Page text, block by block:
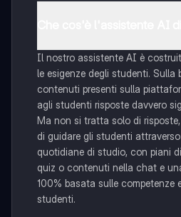
Il nostro assistente AI è
le esigenze degli studenti. Sulla
contenuti presenti sulla
agli studenti risposte davvero
Ma non si tratta solo di
di guidare gli studenti
quotidiane di studio, con piani
quiz o contenuti nella chat e
100% basata sulle competenze
studenti.